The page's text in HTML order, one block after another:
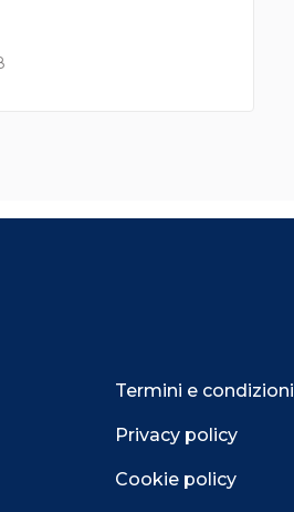
Termini e condizioni
Privacy policy
Cookie policy